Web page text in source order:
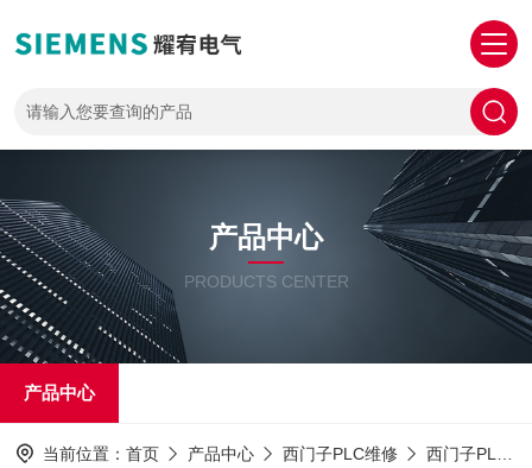
产品中心
PRODUCTS CENTER
产品中心
当前位置： 首页 产品中心 西门子PLC维修 西门子PLC1516维修